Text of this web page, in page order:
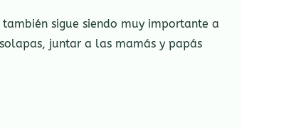
sigue siendo muy importante a
juntar a las mamás y papás